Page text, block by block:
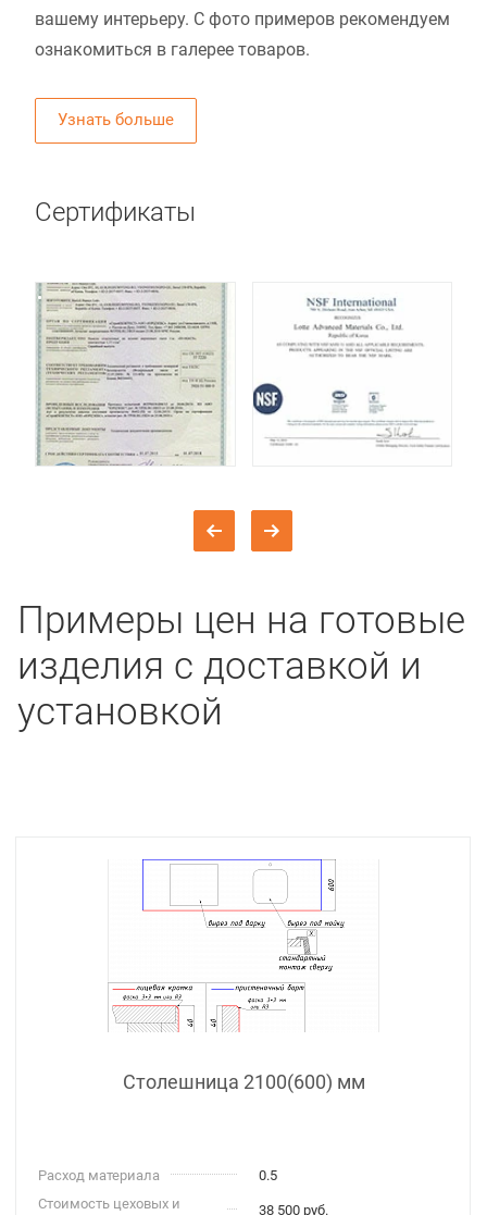
вашему интерьеру. С фото примеров рекомендуем
ознакомиться в галерее товаров.
Узнать больше
Сертификаты
Примеры цен на готовые
изделия с доставкой и
установкой
Столешница 2100(600) мм
Расход материала
0.5
Стоимость цеховых и
38 500 руб.